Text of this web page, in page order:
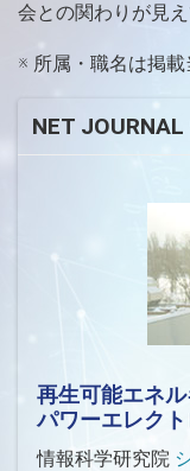
会との関わりが見え
※ 所属・職名は掲載
NET JOURNAL
再生可能エネ
パワーエレク
情報科学研究院